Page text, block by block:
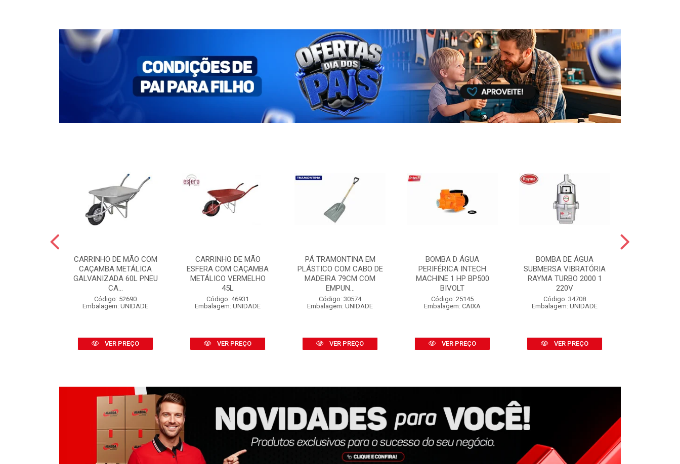
CARRINHO DE MÃO COM
CAÇAMBA METÁLICA
GALVANIZADA 60L PNEU
CA...
Código: 52690
Embalagem: UNIDADE
VER PREÇO
CARRINHO DE MÃO
ESFERA COM CAÇAMBA
METÁLICO VERMELHO
45L
Código: 46931
Embalagem: UNIDADE
VER PREÇO
PÁ TRAMONTINA EM
PLÁSTICO COM CABO DE
MADEIRA 79CM COM
EMPUN...
Código: 30574
Embalagem: UNIDADE
VER PREÇO
BOMBA D ÁGUA
PERIFÉRICA INTECH
MACHINE 1 HP BP500
BIVOLT
Código: 25145
Embalagem: CAIXA
VER PREÇO
BOMBA DE ÁGUA
SUBMERSA VIBRATÓRIA
RAYMA TURBO 2000 1
220V
Código: 34708
Embalagem: UNIDADE
VER PREÇO